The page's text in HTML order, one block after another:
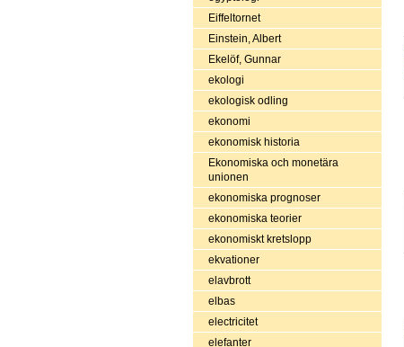
Eiffeltornet
Einstein, Albert
Ekelöf, Gunnar
ekologi
ekologisk odling
ekonomi
ekonomisk historia
Ekonomiska och monetära
unionen
ekonomiska prognoser
ekonomiska teorier
ekonomiskt kretslopp
ekvationer
elavbrott
elbas
electricitet
elefanter